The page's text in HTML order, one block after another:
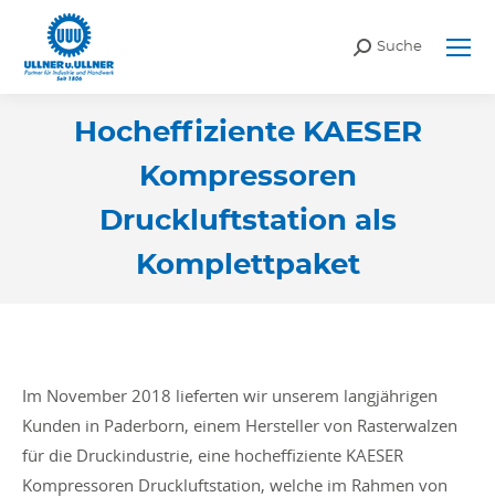
Search:
Suche
Hocheffiziente KAESER
Kompressoren
Druckluftstation als
Komplettpaket
Im November 2018 lieferten wir unserem langjährigen
Kunden in Paderborn, einem Hersteller von Rasterwalzen
für die Druckindustrie, eine hocheffiziente KAESER
Kompressoren Druckluftstation, welche im Rahmen von